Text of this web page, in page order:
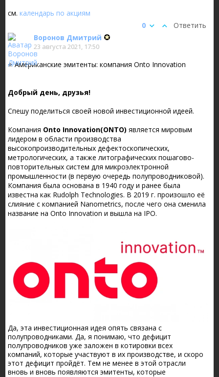
см.календарь по акциям
Ответить
0
Воронов Дмитрий
23 августа 2021, 17:50
⭐️ Американские эмитенты: компания Onto Innovation
Добрый день, друзья!
Спешу поделиться своей новой инвестиционной идеей.
Компания Onto Innovation(ONTO)является мировым
лидером в области производства
высокопроизводительных дефектоскопических,
метрологических, а также литографических пошагово-
повторительных систем для микроэлектронной
промышленности (в первую очередь полупроводниковой).
Компания была основана в 1940 году и ранее была
известна как Rudolph Technologies. В 2019 г. произошло её
слияние с компанией Nanometrics, после чего она сменила
название на Onto Innovation и вышла на IPO.
Да, эта инвестиционная идея опять связана с
полупроводниками. Да, я понимаю, что дефицит
полупроводников уже заложен в котировки всех
компаний, которые участвуют в их производстве, и скоро
этот дефицит пройдёт. Тем не менее в этой отрасли
вновь и вновь появляются эмитенты, которые